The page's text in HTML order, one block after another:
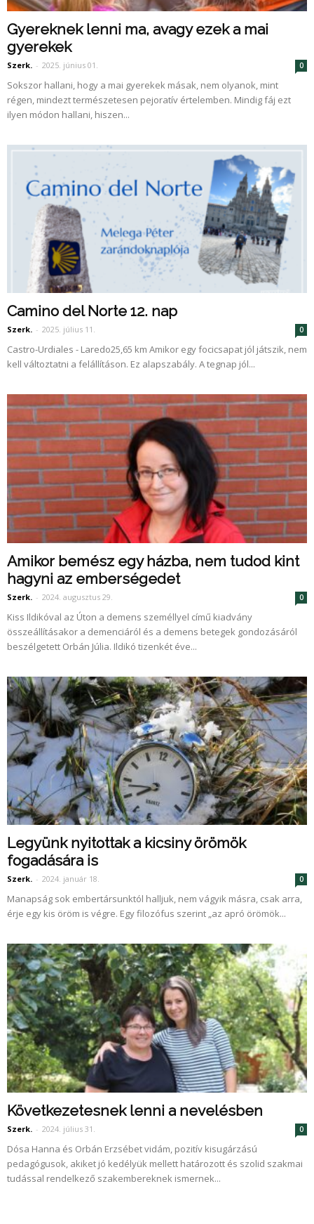
Gyereknek lenni ma, avagy ezek a mai
gyerekek
Szerk. - 2025. június 01. 0
Sokszor hallani, hogy a mai gyerekek másak, nem olyanok, mint
régen, mindezt természetesen pejoratív értelemben. Mindig fáj ezt
ilyen módon hallani, hiszen...
Camino del Norte 12. nap
Szerk. - 2025. július 11. 0
Castro-Urdiales - Laredo25,65 km Amikor egy focicsapat jól játszik, nem
kell változtatni a felállításon. Ez alapszabály. A tegnap jól...
Amikor bemész egy házba, nem tudod kint
hagyni az emberségedet
Szerk. - 2024. augusztus 29. 0
Kiss Ildikóval az Úton a demens személlyel című kiadvány
összeállításakor a demenciáról és a demens betegek gondozásáról
beszélgetett Orbán Júlia. Ildikó tizenkét éve...
Legyünk nyitottak a kicsiny örömök
fogadására is
Szerk. - 2024. január 18. 0
Manapság sok embertársunktól halljuk, nem vágyik másra, csak arra,
érje egy kis öröm is végre. Egy filozófus szerint „az apró örömök...
Következetesnek lenni a nevelésben
Szerk. - 2024. július 31. 0
Dósa Hanna és Orbán Erzsébet vidám, pozitív kisugárzású
pedagógusok, akiket jó kedélyük mellett határozott és szolid szakmai
tudással rendelkező szakembereknek ismernek...